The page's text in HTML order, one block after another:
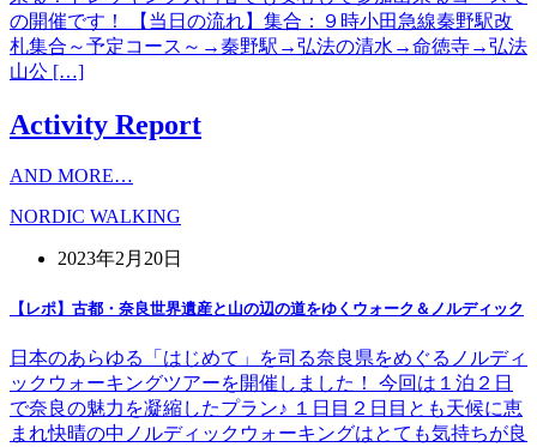
の開催です！ 【当日の流れ】集合：９時小田急線秦野駅改
札集合～予定コース～→秦野駅→弘法の清水→命徳寺→弘法
山公 […]
Activity Report
AND MORE…
NORDIC WALKING
2023年2月20日
【レポ】古都・奈良世界遺産と山の辺の道をゆくウォーク＆ノルディック
日本のあらゆる「はじめて」を司る奈良県をめぐるノルディ
ックウォーキングツアーを開催しました！ 今回は１泊２日
で奈良の魅力を凝縮したプラン♪ １日目２日目とも天候に恵
まれ快晴の中ノルディックウォーキングはとても気持ちが良